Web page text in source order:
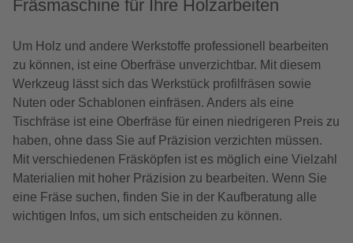
Fräsmaschine für Ihre Holzarbeiten
Um Holz und andere Werkstoffe professionell bearbeiten
zu können, ist eine Oberfräse unverzichtbar. Mit diesem
Werkzeug lässt sich das Werkstück profilfräsen sowie
Nuten oder Schablonen einfräsen. Anders als eine
Tischfräse ist eine Oberfräse für einen niedrigeren Preis zu
haben, ohne dass Sie auf Präzision verzichten müssen.
Mit verschiedenen Fräsköpfen ist es möglich eine Vielzahl
Materialien mit hoher Präzision zu bearbeiten. Wenn Sie
eine Fräse suchen, finden Sie in der Kaufberatung alle
wichtigen Infos, um sich entscheiden zu können.